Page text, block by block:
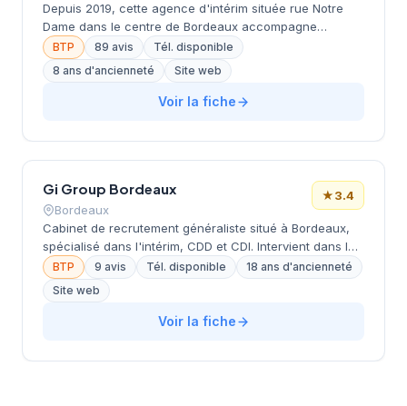
Depuis 2019, cette agence d'intérim située rue Notre
Dame dans le centre de Bordeaux accompagne
entreprises et candidats dans leurs projets de
recrutement temporaire et permanent. La structure
développe une approche personnalisée du placement
de personnel, s'appuyant sur une connaissance
bordelais lui permet de constituer un réseau solide
d'entreprises partenaires et de candidats qualifiés.
BTP 89 avis
Tél. disponible
8 ans d'ancienneté
Site web
Voir la fiche
Gi Group Bordeaux
Bordeaux
★3.4
Cabinet de recrutement généraliste situé à Bordeaux,
spécialisé dans l'intérim, CDD et CDI. Intervient dans les
secteurs aéroportuaire, BTP, hôtellerie/restauration,
logistique et transport. Propose également des
formations qualifiantes. Partenaire des structures
locales (Pôle Emploi, Mission Locale).
BTP 9 avis Tél. disponible
18 ans d'ancienneté
Site web
Voir la fiche